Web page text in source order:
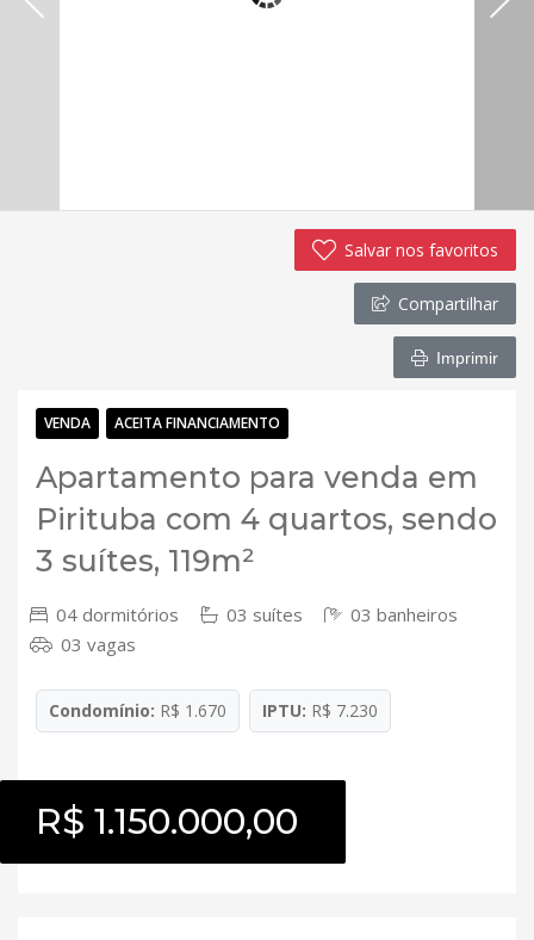
Salvar nos favoritos
Compartilhar
Imprimir
VENDA ACEITA FINANCIAMENTO
Apartamento para venda em
Pirituba com 4 quartos, sendo
3 suítes, 119m²
04 dormitórios 03 suítes
03 banheiros
03 vagas
Condomínio: R$ 1.670 IPTU: R$ 7.230
R$ 1.150.000,00